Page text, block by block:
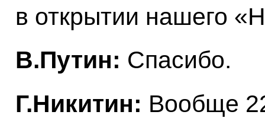
в открытии нашего
В.Путин: Спасибо.
Г.Никитин: Вообще